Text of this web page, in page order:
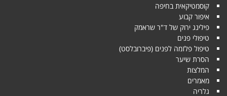
קוסמטיקאית בחיפה
איפור קבוע
פילינג ירוק של ד"ר שראמק
טיפולי פנים
טיפול פלזמה לפנים (פיברובלסט)
הסרת שיער
המלצות
מאמרים
גלריה